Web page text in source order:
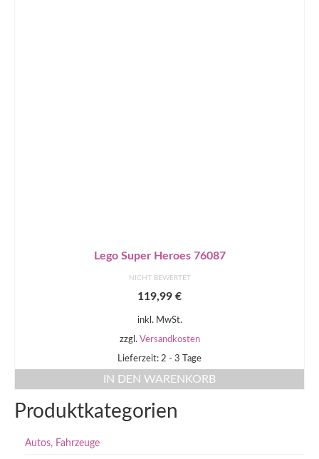
Lego Super Heroes 76087
NICHT BEWERTET
119,99 €
inkl. MwSt.
zzgl. Versandkosten
Lieferzeit: 2 - 3 Tage
IN DEN WARENKORB
Produktkategorien
Autos, Fahrzeuge